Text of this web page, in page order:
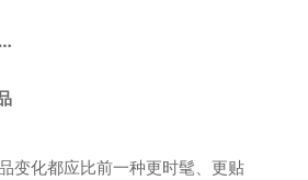
变化都应比前一种更时髦、更贴